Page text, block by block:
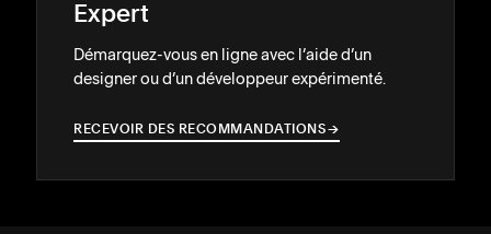
Expert
Démarquez-vous en ligne avec l’aide d’un
designer ou d’un développeur expérimenté.
RECEVOIR DES RECOMMANDATIONS→
→